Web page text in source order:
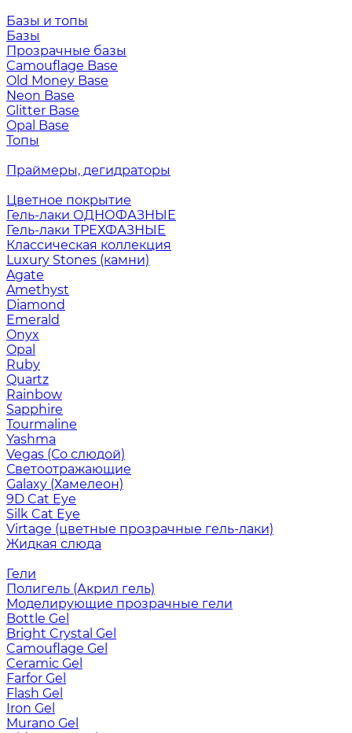
Базы и топы
Базы
Прозрачные базы
Camouflage Base
Old Money Base
Neon Base
Glitter Base
Opal Base
Топы
Праймеры, дегидраторы
Цветное покрытие
Гель-лаки ОДНОФАЗНЫЕ
Гель-лаки ТРЕХФАЗНЫЕ
Классическая коллекция
Luxury Stones (камни)
Agate
Amethyst
Diamond
Emerald
Onyx
Opal
Ruby
Quartz
Rainbow
Sapphire
Tourmaline
Yashma
Vegas (Со слюдой)
Светоотражающие
Galaxy (Хамелеон)
9D Cat Eye
Silk Cat Eye
Virtage (цветные прозрачные гель-лаки)
Жидкая слюда
Гели
Полигель (Акрил гель)
Моделирующие прозрачные гели
Bottle Gel
Bright Crystal Gel
Camouflage Gel
Ceramic Gel
Farfor Gel
Flash Gel
Iron Gel
Murano Gel